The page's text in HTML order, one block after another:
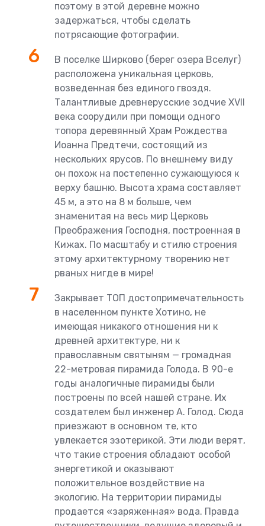
поэтому в этой деревне можно
задержаться, чтобы сделать
потрясающие фотографии.
В поселке Ширково (берег озера Вселуг)
расположена уникальная церковь,
возведенная без единого гвоздя.
Талантливые древнерусские зодчие XVII
века соорудили при помощи одного
топора деревянный Храм Рождества
Иоанна Предтечи, состоящий из
нескольких ярусов. По внешнему виду
он похож на постепенно сужающуюся к
верху башню. Высота храма составляет
45 м, а это на 8 м больше, чем
знаменитая на весь мир Церковь
Преображения Господня, построенная в
Кижах. По масштабу и стилю строения
этому архитектурному творению нет
рваных нигде в мире!
Закрывает ТОП достопримечательность
в населенном пункте Хотино, не
имеющая никакого отношения ни к
древней архитектуре, ни к
православным святыням — громадная
22-метровая пирамида Голода. В 90-е
годы аналогичные пирамиды были
построены по всей нашей стране. Их
создателем был инженер А. Голод. Сюда
приезжают в основном те, кто
увлекается эзотерикой. Эти люди верят,
что такие строения обладают особой
энергетикой и оказывают
положительное воздействие на
экологию. На территории пирамиды
продается «заряженная» вода. Правда